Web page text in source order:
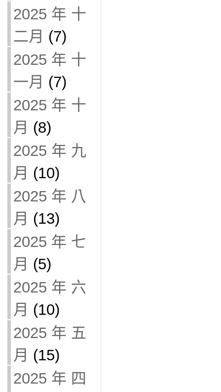
2025 年 十
二月 (7)
2025 年 十
一月 (7)
2025 年 十
月 (8)
2025 年 九
月 (10)
2025 年 八
月 (13)
2025 年 七
月 (5)
2025 年 六
月 (10)
2025 年 五
月 (15)
2025 年 四